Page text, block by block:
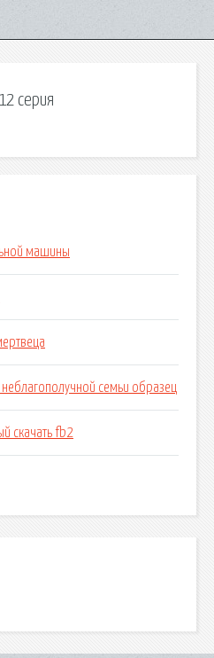
серия
машины
неблагополучной семьи образец
скачать fb2